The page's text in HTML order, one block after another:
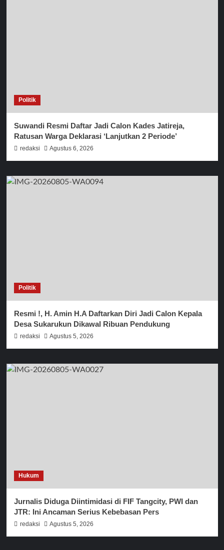
Politik
Suwandi Resmi Daftar Jadi Calon Kades Jatireja,
Ratusan Warga Deklarasi ‘Lanjutkan 2 Periode’
redaksi Agustus 6, 2026
Politik
Resmi !, H. Amin H.A Daftarkan Diri Jadi Calon Kepala
Desa Sukarukun Dikawal Ribuan Pendukung
redaksi Agustus 5, 2026
Hukum
Jurnalis Diduga Diintimidasi di FIF Tangcity, PWI dan
JTR: Ini Ancaman Serius Kebebasan Pers
redaksi Agustus 5, 2026